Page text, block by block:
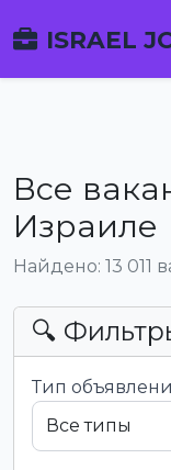
ISRAEL
Все
Израиле
Найдено: 13 011
🔍
Тип